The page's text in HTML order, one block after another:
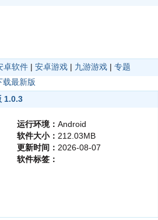
卓软件 | 安卓游戏 | 九游游戏 | 专题
载最新版
1.0.3
运行环境： Android
软件大小： 212.03MB
更新时间： 2026-08-07
软件标签：